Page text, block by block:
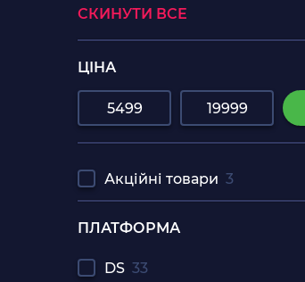
СКИНУТИ ВСЕ
ЦІНА
Акційні товари 3
ПЛАТФОРМА
DS 33